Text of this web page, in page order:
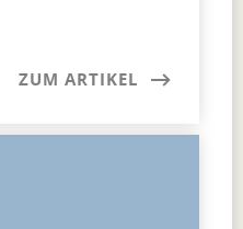
ZUM ARTIKEL